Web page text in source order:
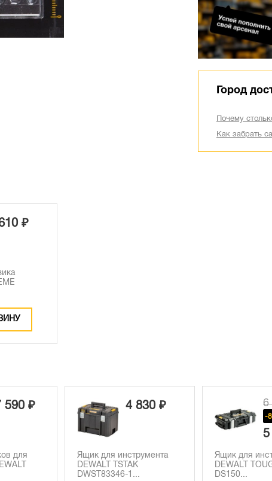
Город
Почему
Как забрать
₽
590 ₽
для
4 830 ₽
Ящик для инструмента
DEWALT TSTAK
DWST83346-1...
6
-
5
Ящик для
DEWALT
DS150...